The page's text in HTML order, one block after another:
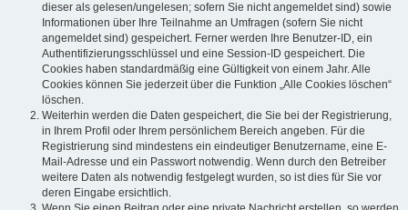
dieser als gelesen/ungelesen; sofern Sie nicht angemeldet sind) sowie
Informationen über Ihre Teilnahme an Umfragen (sofern Sie nicht
angemeldet sind) gespeichert. Ferner werden Ihre Benutzer-ID, ein
Authentifizierungsschlüssel und eine Session-ID gespeichert. Die
Cookies haben standardmäßig eine Gültigkeit von einem Jahr. Alle
Cookies können Sie jederzeit über die Funktion „Alle Cookies löschen“
löschen.
Weiterhin werden die Daten gespeichert, die Sie bei der Registrierung,
in Ihrem Profil oder Ihrem persönlichem Bereich angeben. Für die
Registrierung sind mindestens ein eindeutiger Benutzername, eine E-
Mail-Adresse und ein Passwort notwendig. Wenn durch den Betreiber
weitere Daten als notwendig festgelegt wurden, so ist dies für Sie vor
deren Eingabe ersichtlich.